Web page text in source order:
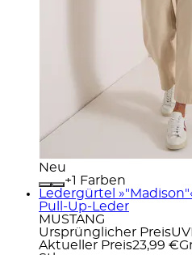
Neu
+
Farben
Ledergürtel
Pull-Up-Leder
MUSTANG
Ursprünglicher Preis
Aktueller Preis23,99 €